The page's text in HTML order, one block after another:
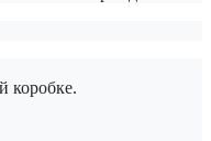
коробке.